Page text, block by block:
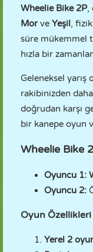
Wheelie Bike 2P,
Morve Yeşil,
süre mükemmel
hızla bir
Geleneksel yarış
rakibinizden
doğrudan karşı
bir kanepe oyun
Wheelie Bike
Oyuncu 1:
Oyuncu 2:
Oyun Özellikleri
Yerel 2